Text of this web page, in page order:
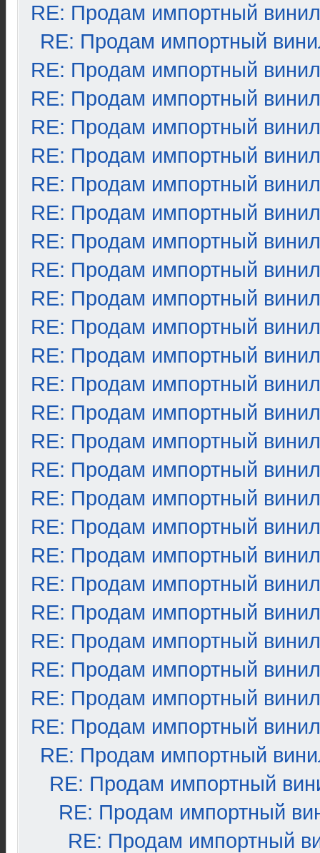
RE: Продам импортный винил
RE: Продам импортный
RE: Продам импортный винил
RE: Продам импортный винил
RE: Продам импортный винил
RE: Продам импортный винил
RE: Продам импортный винил
RE: Продам импортный винил
RE: Продам импортный винил
RE: Продам импортный винил
RE: Продам импортный винил
RE: Продам импортный винил
RE: Продам импортный винил
RE: Продам импортный винил
RE: Продам импортный винил
RE: Продам импортный винил
RE: Продам импортный винил
RE: Продам импортный винил
RE: Продам импортный винил
RE: Продам импортный винил
RE: Продам импортный винил
RE: Продам импортный винил
RE: Продам импортный винил
RE: Продам импортный винил
RE: Продам импортный винил
RE: Продам импортный винил
RE: Продам импортный
RE: Продам импортный
RE: Продам импортный
RE: Продам импортный